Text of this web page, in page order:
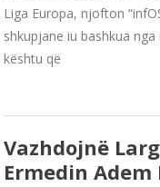
Liga Europa, njofton
shkupjane iu bashkua
kështu që
Vazhdojnë
Ermedin